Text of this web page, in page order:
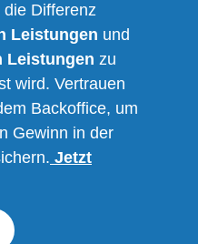
Differenz
Leistungen und
Leistungen zu
wird. Vertrauen
Backoffice, um
Gewinn in der
Jetzt